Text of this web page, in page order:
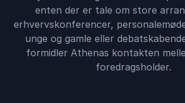
enten der er tale om store
erhvervskonferencer,
unge og gamle eller
formidler Athenas kontakten
foredragsholder.